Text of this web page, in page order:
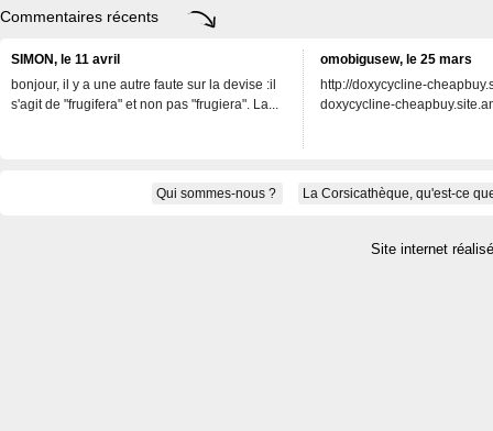
Commentaires récents
SIMON, le 11 avril
bonjour, il y a une autre faute sur la devise :il
s'agit de "frugifera" et non pas "frugiera". La...
omobigusew, le 25 mars
http://doxycycline-
doxycycline-
Qui sommes-nous ? La Corsicathèque, qu'est-ce
Site internet